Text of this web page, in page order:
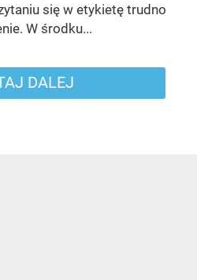
się w etykietę trudno
W środku...
DALEJ